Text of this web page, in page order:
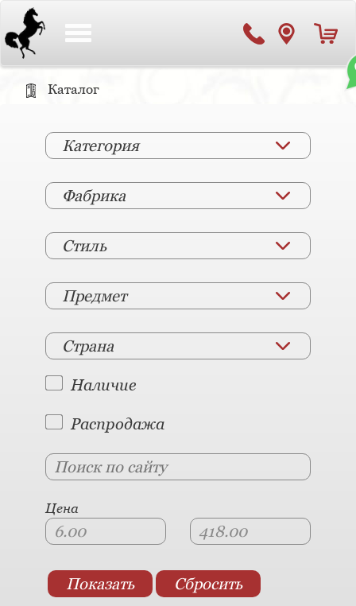
Каталог
Категория
Фабрика
Стиль
Предмет
Страна
Наличие
Распродажа
Цена